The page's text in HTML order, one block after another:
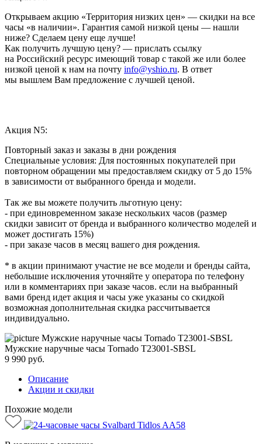
Открываем акцию «Территория низких цен» — скидки на все
часы «в наличии». Гарантия самой низкой цены — нашли
ниже? Сделаем цену еще лучше!
Как получить лучшую цену? — прислать ссылку
на Российский ресурс имеющий товар с такой же или более
низкой ценой к нам на почту info@yshio.ru. В ответ
мы вышлем Вам предложение с лучшей ценой.
Акция N5:
Повторный заказ и заказы в дни рождения
Специальные условия: Для постоянных покупателей при
повторном обращении мы предоставляем скидку от 5 до 15%
в зависимости от выбранного бренда и модели.
Так же вы можете получить льготную цену:
- при единовременном заказе нескольких часов (размер
скидки зависит от бренда и выбранного количество моделей и
может достигать 15%)
- при заказе часов в месяц вашего дня рождения.
* в акции принимают участие не все модели и бренды сайта,
небольшие исключения уточняйте у оператора по телефону
или в комментариях при заказе часов. если на выбранный
вами бренд идет акция и часы уже указаны со скидкой
возможная дополнительная скидка рассчитывается
индивидуально.
Мужские наручные часы Tornado T23001-SBSL
9 990 руб.
Описание
Акции и скидки
Похожие модели